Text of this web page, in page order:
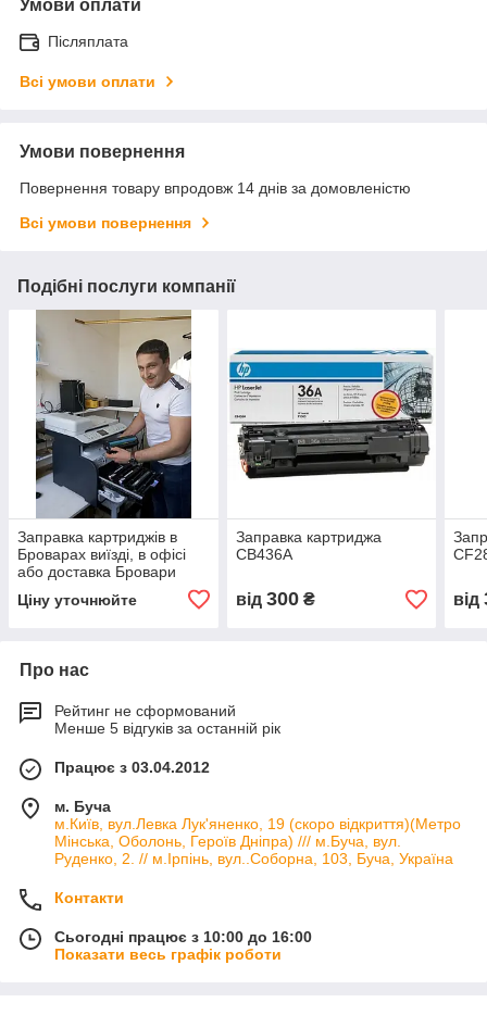
Умови оплати
Післяплата
Всі умови оплати
Умови повернення
Повернення товару впродовж 14 днів за домовленістю
Всі умови повернення
Подібні послуги компанії
Заправка картриджів в
Броварах виїзді, в офісі
або доставка Бровари
Ціну уточнюйте
Заправка картриджа
CB436A
від 300₴ від
Про нас
Рейтинг не сформований
Менше 5 відгуків за останній рік
Працює з 03.04.2012
м. Буча
м.Київ, вул.Левка Лук'яненко, 19 (скоро відкриття)(Метро
Мінська, Оболонь, Героїв Дніпра) /// м.Буча, вул.
Руденко, 2. // м.Ірпінь, вул..Соборна, 103, Буча, Україна
Контакти
Сьогодні працює з 10:00 до 16:00
Показати весь графік роботи